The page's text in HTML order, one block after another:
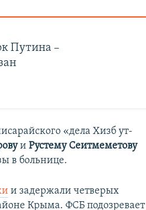
Путина –
«дела Хизб ут-
иРустему Сеитмеметову
в больнице.
и задержали четверых
Крыма. ФСБ подозревает